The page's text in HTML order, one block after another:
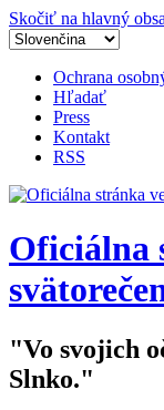
Skočiť na hlavný
Ochrana
Hľadať
Press
Kontakt
RSS
Oficiálna
"Vo svojich
Slnko."